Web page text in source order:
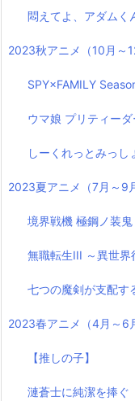
悶えてよ、アダムく
2023秋アニメ（10月～
SPY×FAMILY
ウマ娘 プリティー
しーくれっとみっ
2023夏アニメ（7月～9
境界戦機 極鋼ノ装鬼
無職転生III ～異世界
七つの魔剣が支配す
2023春アニメ（4月～6
【推しの子】
漣蒼士に純潔を捧ぐ